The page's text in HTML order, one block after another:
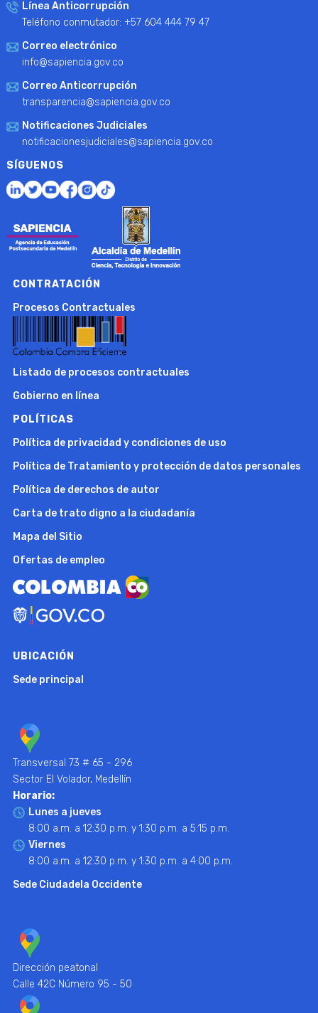
Línea Anticorrupción
Teléfono conmutador: +57 604 444 79 47
Correo electrónico
info@sapiencia.gov.co
Correo Anticorrupción
transparencia@sapiencia.gov.co
Notificaciones Judiciales
notificacionesjudiciales@sapiencia.gov.co
SÍGUENOS
CONTRATACIÓN
Procesos Contractuales
Listado de procesos contractuales
Gobierno en línea
POLÍTICAS
Política de privacidad y condiciones de uso
Política de Tratamiento y protección de datos personales
Política de derechos de autor
Carta de trato digno a la ciudadanía
Mapa del Sitio
Ofertas de empleo
UBICACIÓN
Sede principal
Transversal 73 # 65 - 296
Sector El Volador, Medellín
Horario:
Lunes a jueves
8:00 a.m. a 12:30 p.m. y 1:30 p.m. a 5:15 p.m.
Viernes
8:00 a.m. a 12:30 p.m. y 1:30 p.m. a 4:00 p.m.
Sede Ciudadela Occidente
Dirección peatonal
Calle 42C Número 95 - 50